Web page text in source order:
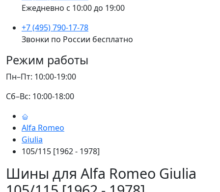
Ежедневно с 10:00 до 19:00
+7 (495) 790-17-78
Звонки по России бесплатно
Режим работы
Пн–Пт: 10:00-19:00
Сб–Вс: 10:00-18:00
Alfa Romeo
Giulia
105/115 [1962 - 1978]
Шины для Alfa Romeo Giulia